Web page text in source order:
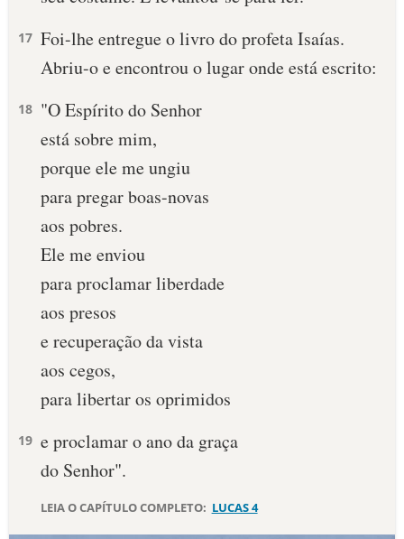
DEVOCIONAL DIÁRIO
10 MANDAMENTOS
ESBOÇOS DE PREGAÇÃO
TEMAS
PERGUNTE À BÍBLIA IA
TERMO BÍBLICO JOGOS
QUEM SOMOS
LOJA BÍBLIAON
17 Foi-lhe entregue o livro do profeta Isaías.
Abriu-o e encontrou o lugar onde está escrito:
18 "O Espírito do Senhor
está sobre mim,
porque ele me ungiu
para pregar boas-novas
aos pobres.
Ele me enviou
para proclamar liberdade
aos presos
e recuperação da vista
aos cegos,
para libertar os oprimidos
19 e proclamar o ano da graça
do Senhor".
LEIA O CAPÍTULO COMPLETO: LUCAS 4